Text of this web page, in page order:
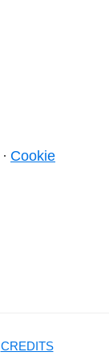
· Cookie
CREDITS